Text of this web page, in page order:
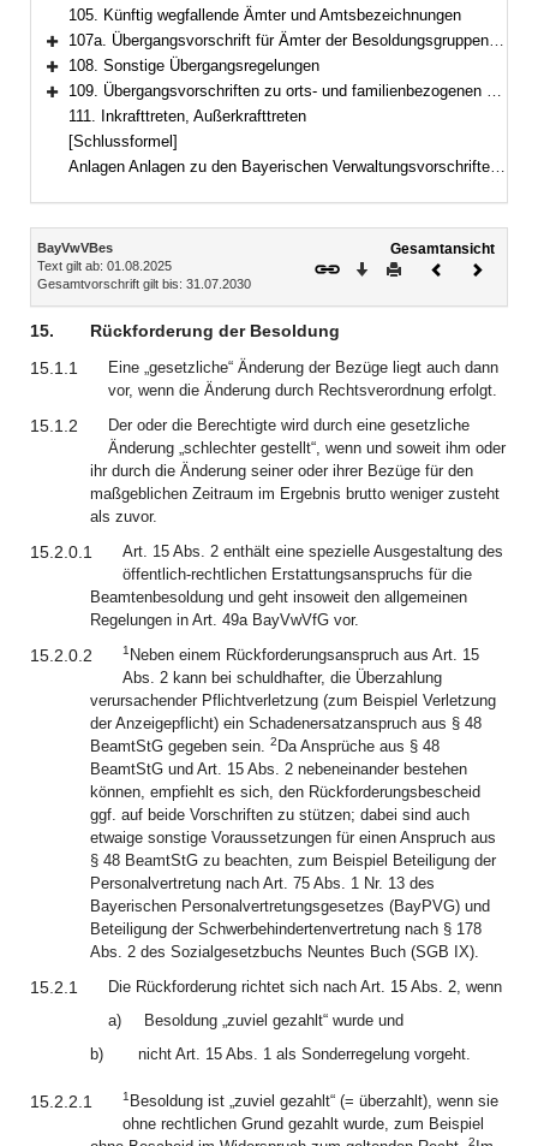
105. Künftig wegfallende Ämter und Amtsbezeichnungen
Bereich erweitern
107a. Übergangsvorschrift für Ämter der Besoldungsgruppen W 2 und W 3
Bereich erweitern
108. Sonstige Übergangsregelungen
Bereich erweitern
109. Übergangsvorschriften zu orts- und familienbezogenen Besoldungsbestandteilen
111. Inkrafttreten, Außerkrafttreten
[Schlussformel]
Anlagen Anlagen zu den Bayerischen Verwaltungsvorschriften zum Besoldungsrecht und Nebengebieten (BayVwVBes)Anlagenverzeichnis
Inhalt
BayVwVBes
Text gilt ab: 01.08.2025
Gesamtvorschrift gilt bis: 31.07.2030
Gesamtansicht
Download
DruckenVorheriges
15.
Rückforderung der Besoldung
15.1.1
Eine „gesetzliche“ Änderung der Bezüge liegt auch dann
vor, wenn die Änderung durch Rechtsverordnung erfolgt.
15.1.2
Der oder die Berechtigte wird durch eine gesetzliche
Änderung „schlechter gestellt“, wenn und soweit ihm oder
ihr durch die Änderung seiner oder ihrer Bezüge für den
maßgeblichen Zeitraum im Ergebnis brutto weniger zusteht
als zuvor.
15.2.0.1
Art. 15 Abs. 2 enthält eine spezielle Ausgestaltung des
öffentlich-rechtlichen Erstattungsanspruchs für die
Beamtenbesoldung und geht insoweit den allgemeinen
Regelungen in Art. 49a BayVwVfG vor.
15.2.0.2 1 Neben einem Rückforderungsanspruch aus Art. 15
Abs. 2 kann bei schuldhafter, die Überzahlung
verursachender Pflichtverletzung (zum Beispiel Verletzung
der Anzeigepflicht) ein Schadenersatzanspruch aus § 48
BeamtStG gegeben sein. 2 Da Ansprüche aus § 48
BeamtStG und Art. 15 Abs. 2 nebeneinander bestehen
können, empfiehlt es sich, den Rückforderungsbescheid
ggf. auf beide Vorschriften zu stützen; dabei sind auch
etwaige sonstige Voraussetzungen für einen Anspruch aus
§ 48 BeamtStG zu beachten, zum Beispiel Beteiligung der
Personalvertretung nach Art. 75 Abs. 1 Nr. 13 des
Bayerischen Personalvertretungsgesetzes (BayPVG) und
Beteiligung der Schwerbehindertenvertretung nach § 178
Abs. 2 des Sozialgesetzbuchs Neuntes Buch (SGB IX).
15.2.1
Die Rückforderung richtet sich nach Art. 15 Abs. 2, wenn
a)
Besoldung „zuviel gezahlt“ wurde und
b)
nicht Art. 15 Abs. 1 als Sonderregelung vorgeht.
15.2.2.1 1 Besoldung ist „zuviel gezahlt“ (= überzahlt), wenn sie
ohne rechtlichen Grund gezahlt wurde, zum Beispiel
2